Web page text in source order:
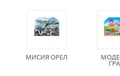
МИСИЯ ОРЕЛ